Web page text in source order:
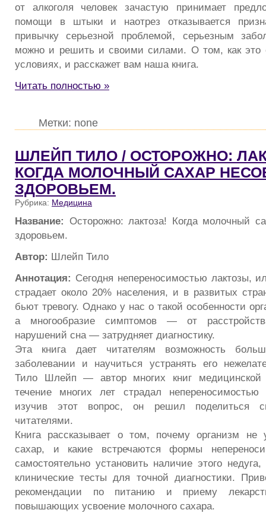
от алкоголя человек зачастую принимает
помощи в штыки и наотрез отказывается
привычку серьезной проблемой, серьезным
можно и решить и своими силами. О том, как это
условиях, и расскажет вам наша книга.
Читать полностью »
Метки: none
ШЛЕЙП ТИЛО / ОСТОРОЖНО:
КОГДА МОЛОЧНЫЙ САХАР
ЗДОРОВЬЕМ.
Рубрика: Медицина
Название: Осторожно: лактоза! Когда молочный
здоровьем.
Автор: Шлейп Тило
Аннотация: Сегодня непереносимостью лактозы,
страдает около 20% населения, и в развитых
бьют тревогу. Однако у нас о такой особенности
а многообразие симптомов — от
нарушений сна — затрудняет диагностику.
Эта книга дает читателям возможность
заболевании и научиться устранять его
Тило Шлейп — автор многих книг
течение многих лет страдал непереносимостью
изучив этот вопрос, он решил поделиться
читателями.
Книга рассказывает о том, почему организм не
сахар, и какие встречаются формы
самостоятельно установить наличие этого
клинические тесты для точной диагностики.
рекомендации по питанию и приему
повышающих усвоение молочного сахара.